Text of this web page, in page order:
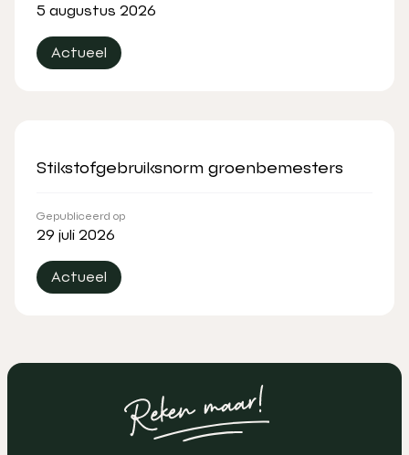
5 augustus 2026
Actueel
Stikstofgebruiksnorm groenbemesters
Gepubliceerd op
29 juli 2026
Actueel